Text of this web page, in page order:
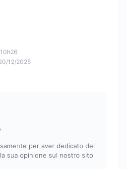
12/2025
per aver dedicato del
sua opinione sul nostro sito